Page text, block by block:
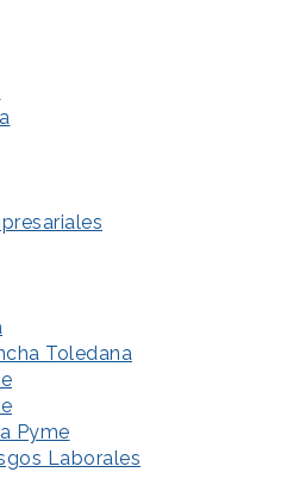
Toledana
Pyme
Laborales